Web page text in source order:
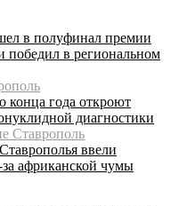
в полуфинал премии
в региональном
конца года откроют
диагностики
Ставрополь
ввели
африканской чумы